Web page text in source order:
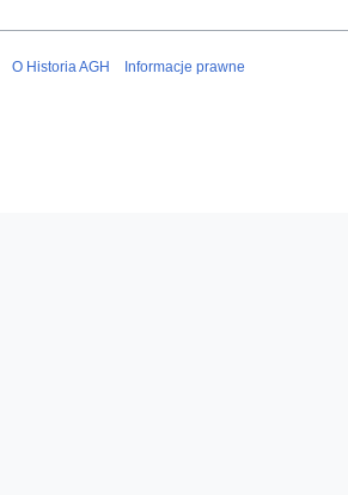
O Historia AGH Informacje prawne